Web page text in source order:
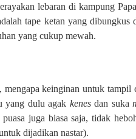
lebaran di kampung
tape ketan yang dibungkus
yang cukup mewah.
keinginan untuk tampil
yang dulu agak kenesdan suka
juga biasa saja, tidak
dijadikan nastar).